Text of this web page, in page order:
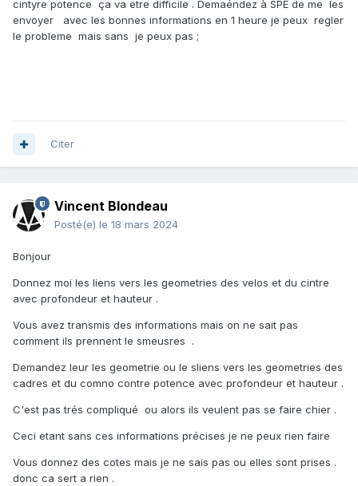
cintyre potence ça va etre difficile . Demaéndez à SPE de me les
envoyer avec les bonnes informations en 1 heure je peux regler
le probleme mais sans je peux pas ;
Citer
Vincent Blondeau
Posté(e) le 18 mars 2024
Bonjour
Donnez moi les liens vers les geometries des velos et du cintre
avec profondeur et hauteur .
Vous avez transmis des informations mais on ne sait pas
comment ils prennent le smeusres .
Demandez leur les geometrie ou le sliens vers les geometries des
cadres et du comno contre potence avec profondeur et hauteur .
C'est pas trés compliqué ou alors ils veulent pas se faire chier .
Ceci etant sans ces informations précises je ne peux rien faire
Vous donnez des cotes mais je ne sais pas ou elles sont prises .
donc ca sert a rien .